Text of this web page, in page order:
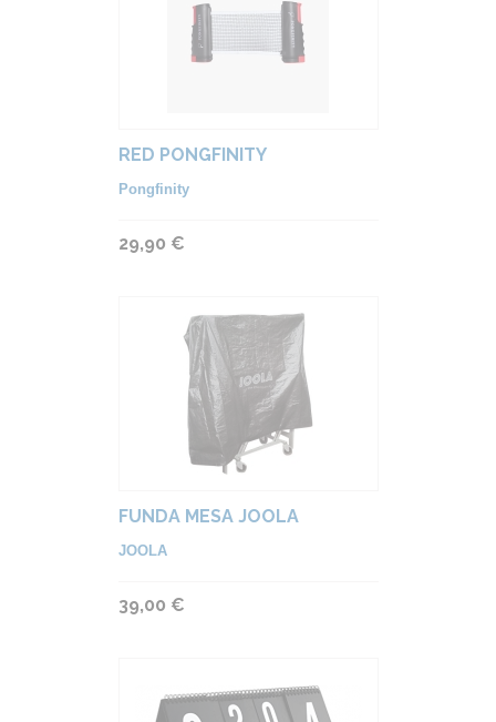
RED PONGFINITY
Pongfinity
29,90 €
FUNDA MESA JOOLA
JOOLA
39,00 €